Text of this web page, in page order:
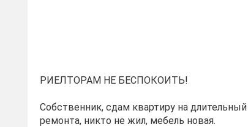
РИЕЛТОРАМ НЕ БЕСПОКОИТЬ!
Собственник, сдам квартиру на
ремонта, никто не жил, мебель новая.